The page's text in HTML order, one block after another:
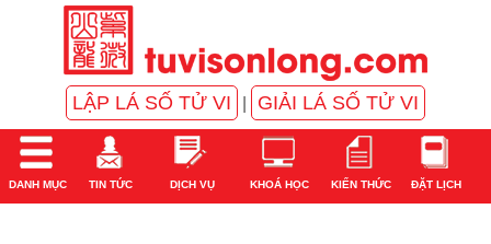
LẬP LÁ SỐ TỬ VI GIẢI LÁ SỐ TỬ VI
DANH MỤC TIN TỨC DỊCH VỤ KHOÁ HỌC KIẾN THỨC ĐẶT LỊCH